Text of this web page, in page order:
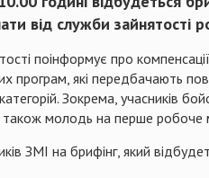
від служби
поінформує про
програм, які передбачають
Зокрема, учасників
також молодь на перше робоче
ЗМІ на брифінг, який